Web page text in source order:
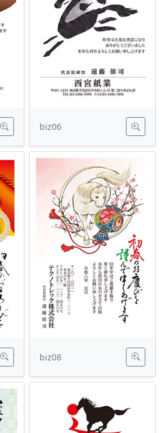
biz06
biz08